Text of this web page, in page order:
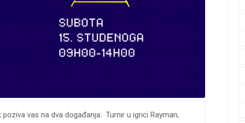
vas na dva događanja: Turnir u igrici Rayman,